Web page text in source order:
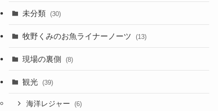
未分類 (30)
牧野くみのお魚ライナーノーツ (13)
現場の裏側 (8)
観光 (39)
海洋レジャー (6)